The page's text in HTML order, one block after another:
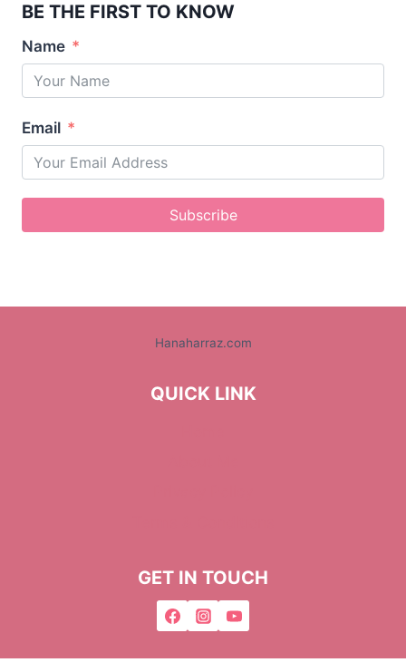
BE THE FIRST TO KNOW
Name
Email
Subscribe
Hanaharraz.com
QUICK LINK
GET IN TOUCH